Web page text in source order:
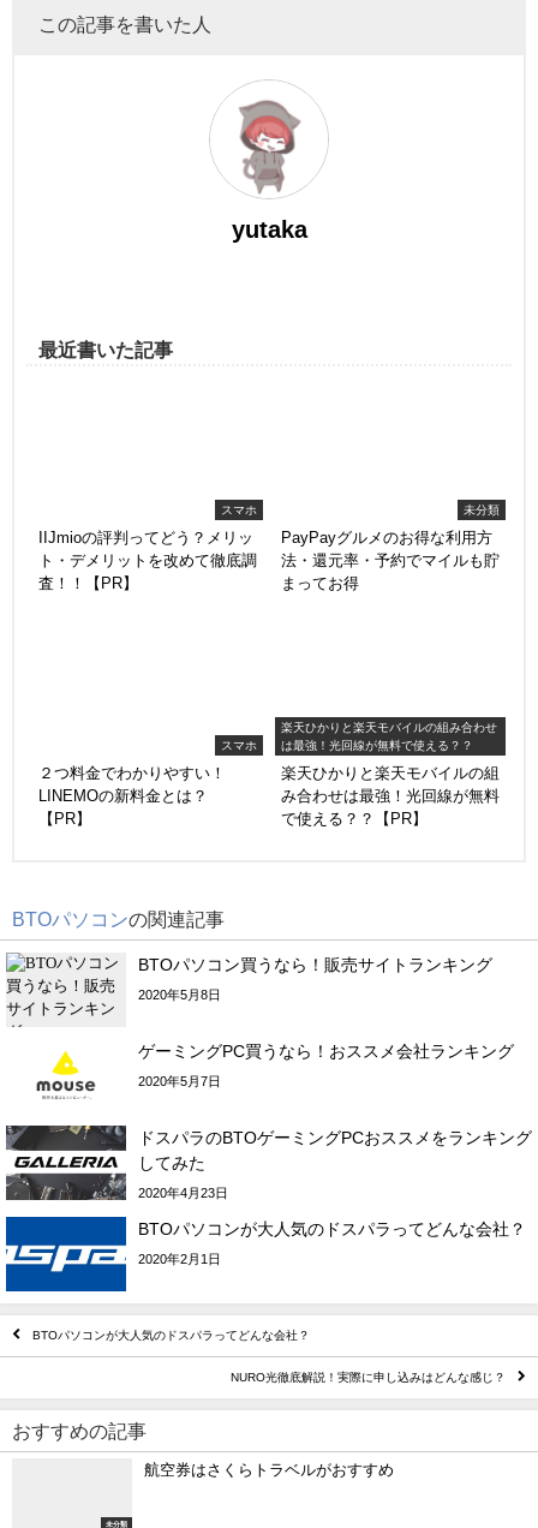
この記事を書いた人
yutaka
最近書いた記事
スマホ
IIJmioの評判ってどう？メリッ
ト・デメリットを改めて徹底調
査！！【PR】
未分類
PayPayグルメのお得な利用方
法・還元率・予約でマイルも貯
まってお得
スマホ
２つ料金でわかりやすい！
LINEMOの新料金とは？
【PR】
楽天ひかりと楽天モバイルの組み合わせ
は最強！光回線が無料で使える？？
楽天ひかりと楽天モバイルの組
み合わせは最強！光回線が無料
で使える？？【PR】
BTOパソコンの関連記事
BTOパソコン買うなら！販売サイトランキング
2020年5月8日
ゲーミングPC買うなら！おススメ会社ランキング
2020年5月7日
ドスパラのBTOゲーミングPCおススメをランキング
してみた
2020年4月23日
BTOパソコンが大人気のドスパラってどんな会社？
2020年2月1日
BTOパソコンが大人気のドスパラってどんな会社？
NURO光徹底解説！実際に申し込みはどんな感じ？
おすすめの記事
未分類
航空券はさくらトラベルがおすすめ